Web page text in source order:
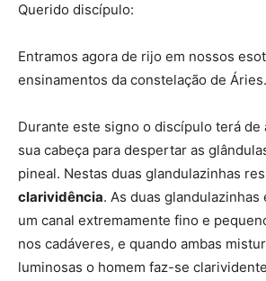
Querido discípulo:
Entramos agora de rijo em nossos
ensinamentos da constelação de Áries.
Durante este signo o discípulo terá de
sua cabeça para despertar as
pineal. Nestas duas glandulazinhas
clarividência. As duas
um canal extremamente fino e
nos cadáveres, e quando ambas
luminosas o homem faz-se